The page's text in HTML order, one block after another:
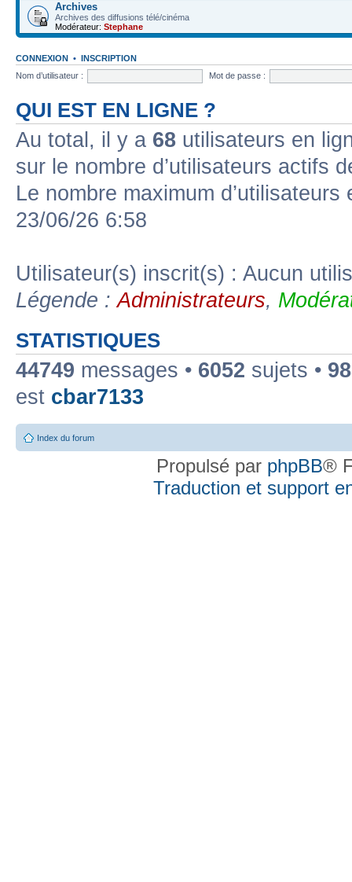
Archives
Archives des diffusions télé/cinéma
Modérateur: Stephane
CONNEXION • INSCRIPTION
Nom d’utilisateur :
Mot de passe :
QUI EST EN LIGNE ?
Au total, il y a 68 utilisateurs en
sur le nombre d’utilisateurs actifs
Le nombre maximum
23/06/26 6:58
Utilisateur(s) inscrit(s) : Aucun
Légende :Administrateurs,
STATISTIQUES
44749 messages • 6052 sujets •
est cbar7133
Index du forum
Propulsé par phpBB®
Traduction et support